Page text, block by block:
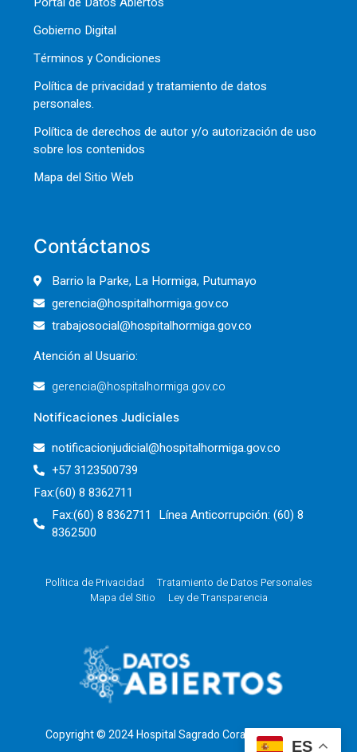
Gobierno Digital
Términos y Condiciones
Política de privacidad y tratamiento de datos
personales.
Política de derechos de autor y/o autorización de uso
sobre los contenidos
Mapa del Sitio Web
Contáctanos
Barrio la Parke, La Hormiga, Putumayo
gerencia@hospitalhormiga.gov.co
trabajosocial@hospitalhormiga.gov.co
Atención al Usuario:
gerencia@hospitalhormiga.gov.co
Notificaciones Judiciales
notificacionjudicial@hospitalhormiga.gov.co
+57 3123500739
Fax:(60) 8 8362711
Fax:(60) 8 8362711 Línea Anticorrupción: (60) 8
8362500
Política de Privacidad
Tratamiento de Datos Personales
Mapa del Sitio
Ley de Transparencia
Copyright © 2024 Hospital Sagrado Corazón de Jesus
ES